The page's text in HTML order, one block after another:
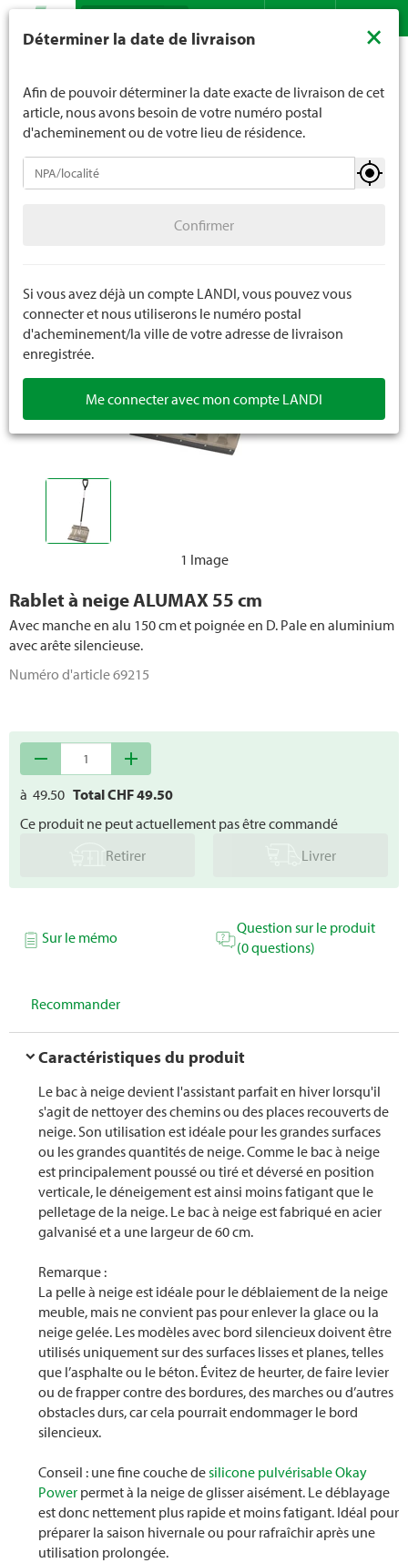
Recherche
1 Image
Rablet à neige ALUMAX 55 cm
Avec manche en alu 150 cm et poignée en D. Pale en aluminium
avec arête silencieuse.
Numéro d'article69215
remove add
à 49.50 Total CHF49.50
Ce produit ne peut actuellement pas être commandé
Retirer
Livrer
Sur le mémo
Question sur le produit
(0 questions)
Recommander
Caractéristiques du produit
Le bac à neige devient l'assistant parfait en hiver lorsqu'il
s'agit de nettoyer des chemins ou des places recouverts de
neige. Son utilisation est idéale pour les grandes surfaces
ou les grandes quantités de neige. Comme le bac à neige
est principalement poussé ou tiré et déversé en position
verticale, le déneigement est ainsi moins fatigant que le
pelletage de la neige. Le bac à neige est fabriqué en acier
galvanisé et a une largeur de 60 cm.
Remarque :
La pelle à neige est idéale pour le déblaiement de la neige
meuble, mais ne convient pas pour enlever la glace ou la
neige gelée. Les modèles avec bord silencieux doivent être
utilisés uniquement sur des surfaces lisses et planes, telles
que l’asphalte ou le béton. Évitez de heurter, de faire levier
ou de frapper contre des bordures, des marches ou d’autres
obstacles durs, car cela pourrait endommager le bord
silencieux.
Conseil : une fine couche desilicone pulvérisable Okay
Power permet à la neige de glisser aisément. Le déblayage
est donc nettement plus rapide et moins fatigant. Idéal pour
préparer la saison hivernale ou pour rafraîchir après une
utilisation prolongée.
Appareils portables
Pales / Bêches / Pioches
Fourches / Râteaux / Faux
Balais / Brosses / Appareils de balayage
Scies / Haches / Maillet
Petits appareils
Pulvérisateurs
Appareils de déneigement
Pièces de rechange outils portables
Déterminer la date de livraison ×
Afin de pouvoir déterminer la date exacte de livraison de cet
article, nous avons besoin de votre numéro postal
d'acheminement ou de votre lieu de résidence.
Confirmer
Si vous avez déjà un compte LANDI, vous pouvez vous
connecter et nous utiliserons le numéro postal
d'acheminement/la ville de votre adresse de livraison
enregistrée.
Me connecter avec mon compte LANDI
moins de 16 ans. La limite d'âge est de 18 ans pour les
nous indiquez votre âge de manière contraignante.